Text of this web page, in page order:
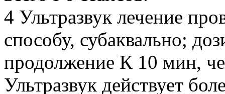
4 Ультразвук лечение
способу, субаквально;
продолжение К 10 мин,
Ультразвук действует